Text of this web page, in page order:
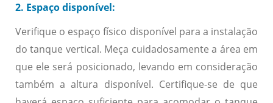
2. Espaço disponível:
Verifique o espaço físico disponível para a instalação
do tanque vertical. Meça cuidadosamente a área em
que ele será posicionado, levando em consideração
também a altura disponível. Certifique-se de que